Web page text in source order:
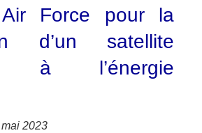
Force pour la
d’un satellite
à l’énergie
mai 2023